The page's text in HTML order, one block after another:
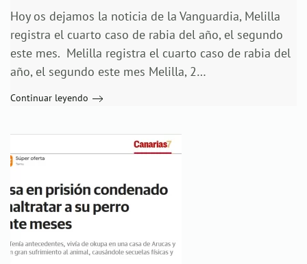
Hoy os dejamos la noticia de la Vanguardia, Melilla
registra el cuarto caso de rabia del año, el segundo
este mes. Melilla registra el cuarto caso de rabia del
año, el segundo este mes Melilla, 2…
Continuar leyendo